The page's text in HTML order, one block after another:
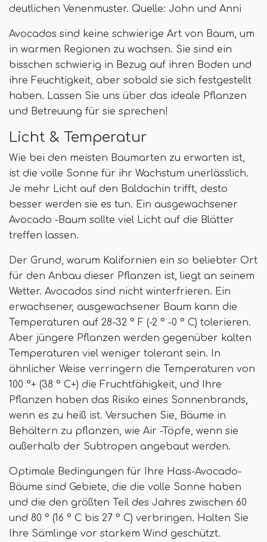
deutlichen Venenmuster. Quelle: John und Anni
Avocados sind keine schwierige Art von Baum, um
in warmen Regionen zu wachsen. Sie sind ein
bisschen schwierig in Bezug auf ihren Boden und
ihre Feuchtigkeit, aber sobald sie sich festgestellt
haben. Lassen Sie uns über das ideale Pflanzen
und Betreuung für sie sprechen!
Licht & Temperatur
Wie bei den meisten Baumarten zu erwarten ist,
ist die volle Sonne für ihr Wachstum unerlässlich.
Je mehr Licht auf den Baldachin trifft, desto
besser werden sie es tun. Ein ausgewachsener
Avocado -Baum sollte viel Licht auf die Blätter
treffen lassen.
Der Grund, warum Kalifornien ein so beliebter Ort
für den Anbau dieser Pflanzen ist, liegt an seinem
Wetter. Avocados sind nicht winterfrieren. Ein
erwachsener, ausgewachsener Baum kann die
Temperaturen auf 28-32 ° F (-2 ° -0 ° C) tolerieren.
Aber jüngere Pflanzen werden gegenüber kalten
Temperaturen viel weniger tolerant sein. In
ähnlicher Weise verringern die Temperaturen von
100 °+ (38 ° C+) die Fruchtfähigkeit, und Ihre
Pflanzen haben das Risiko eines Sonnenbrands,
wenn es zu heiß ist. Versuchen Sie, Bäume in
Behältern zu pflanzen, wie Air -Töpfe, wenn sie
außerhalb der Subtropen angebaut werden.
Optimale Bedingungen für Ihre Hass-Avocado-
Bäume sind Gebiete, die die volle Sonne haben
und die den größten Teil des Jahres zwischen 60
und 80 ° (16 ° C bis 27 ° C) verbringen. Halten Sie
Ihre Sämlinge vor starkem Wind geschützt.